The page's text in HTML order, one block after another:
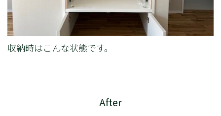
収納時はこんな状態です。
After